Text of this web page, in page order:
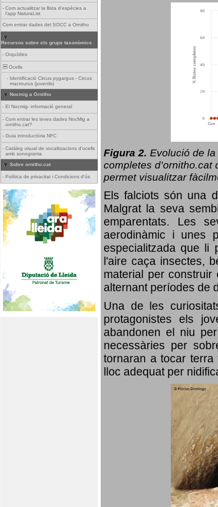
- Com actualitzar la llista d'espècies a
l'app NaturaList
Com entrar dades del SOCC a Ornitho
Recursos sobre els grups taxonòmics
- Orquídies
Ocells
- Identificació Circus pygargus - Circus
macrourus (juvenils)
Nocmig a Ornitho
- El Nocmig- informació general
- Com entrar les teves dades NocMig a
ornitho.cat?
- Guia introductòria NFC
- Catàleg visual de vocalitzacions d'ocells
amb sonograma
Sobre ornitho.cat
- Política de privacitat i Condicions d'ús
Figura 2. Evolució de la
completes d’ornitho.cat
permet visualitzar
Els falciots són una
Malgrat la seva
emparentats. Les
aerodinàmic i unes
especialitzada que li
l'aire caça insectes,
material per
alternant períodes de
Una de les
protagonistes els
abandonen el niu
necessàries per
tornaran a tocar
lloc adequat per